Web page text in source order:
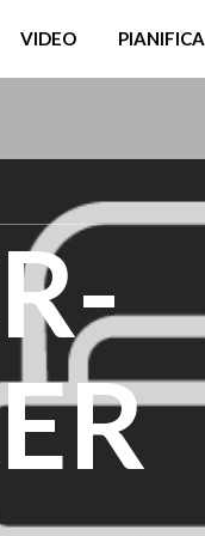
VIDEO PIANIFICA